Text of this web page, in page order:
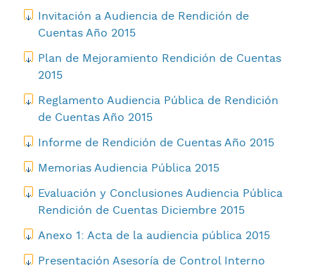
Invitación a Audiencia de Rendición de
Cuentas Año 2015
Plan de Mejoramiento Rendición de Cuentas
2015
Reglamento Audiencia Pública de Rendición
de Cuentas Año 2015
Informe de Rendición de Cuentas Año 2015
Memorias Audiencia Pública 2015
Evaluación y Conclusiones Audiencia Pública
Rendición de Cuentas Diciembre 2015
Anexo 1: Acta de la audiencia pública 2015
Presentación Asesoría de Control Interno